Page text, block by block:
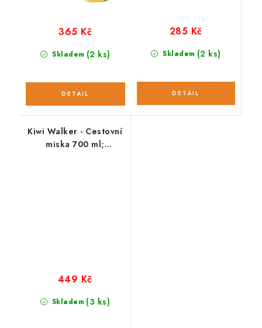
Skladem (2 ks)
365 Kč
Skladem (2 ks)
285 Kč
Kiwi Walker - Cestovní
miska 700 ml;
Skladem (3 ks)
449 Kč